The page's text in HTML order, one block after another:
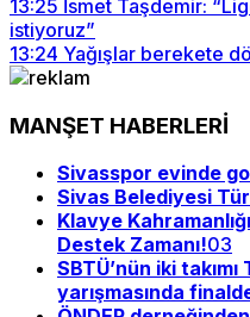
13:25 İsmet Taşdemir:
istiyoruz”
13:24 Yağışlar berekete
MANŞET HABERLERİ
Sivasspor evinde
Sivas Belediyesi
Klavye
Destek Zamanı!03
SBTÜ’nün iki
yarışmasında